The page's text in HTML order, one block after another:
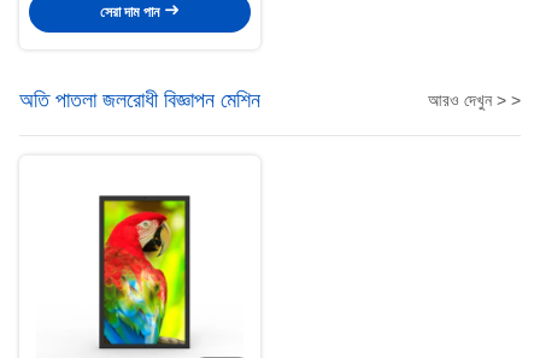
সেরা দাম পান
অতি পাতলা জলরোধী বিজ্ঞাপন মেশিন আরও দেখুন > >